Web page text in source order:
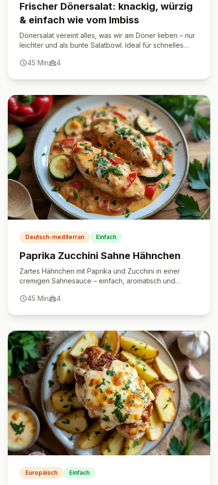
Frischer Dönersalat: knackig, würzig
& einfach wie vom Imbiss
Dönersalat vereint alles, was wir am Döner lieben – nur
leichter und als bunte Salatbowl. Ideal für schnelles
45 Min 4
Deutsch-mediterran Einfach
Paprika Zucchini Sahne Hähnchen
Zartes Hähnchen mit Paprika und Zucchini in einer
cremigen Sahnesauce – einfach, aromatisch und
45 Min 4
Europäisch Einfach